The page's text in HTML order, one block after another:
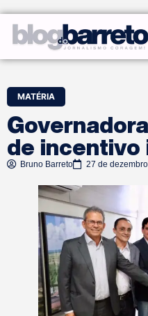
MATÉRIA
de incentivo
Bruno Barreto 27 de